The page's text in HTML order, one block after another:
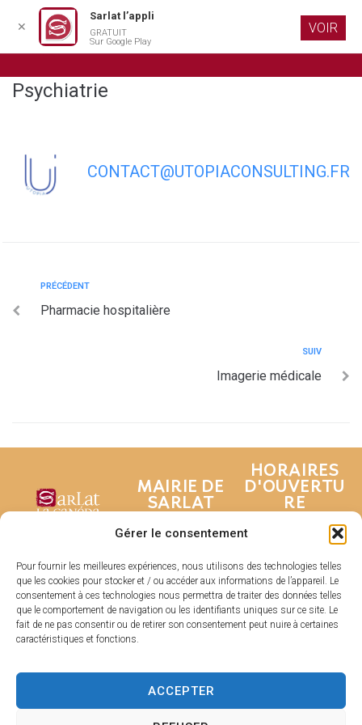
Gérer le consentement
Pour fournir les meilleures expériences, nous utilisons des technologies telles
que les cookies pour stocker et / ou accéder aux informations de l’appareil. Le
consentement à ces technologies nous permettra de traiter des données telles
que le comportement de navigation ou les identifiants uniques sur ce site. Le
fait de ne pas consentir ou de retirer son consentement peut nuire à certaines
caractéristiques et fonctions.
ACCEPTER
contenu
Psychiatrie
CONTACT@UTOPIACONSULTING.FR
PRÉCÉDENT
Pharmacie hospitalière
SUIV
Imagerie médicale
MAIRIE DE
SARLAT
Liberté
CS 80210
24200 Sarlat-La
Canéda
Contacter
HORAIRES
D'OUVERTU
RE
De 8h30 à 17h
Fermé le samedi
et dimanche
✕
Sarlat l’appli
GRATUIT
Sur Google Play
VOIR